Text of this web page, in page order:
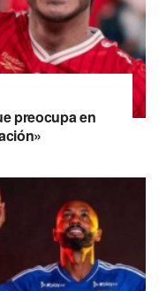
preocupa en